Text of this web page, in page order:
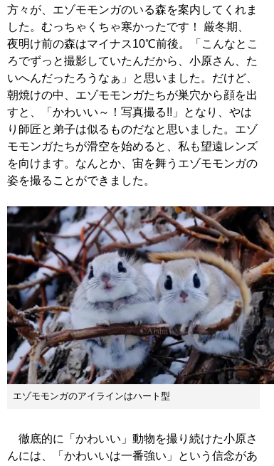
方々が、エゾモモンガのいる森を案内してくれま
した。むっちゃくちゃ寒かったです！ 厳冬期、
夜明け前の森はマイナス10℃前後。「こんなとこ
ろでずっと撮影していたんだから、小原さん、た
いへんだったろうなぁ」と思いました。だけど、
朝焼けの中、エゾモモンガたちが巣穴から顔を出
すと、「かわいい～！写真撮る!!」となり、やは
り師匠と弟子は似るものだなと思いました。エゾ
モモンガたちが滑空を始めると、私も望遠レンズ
を向けます。なんとか、宙を舞うエゾモモンガの
姿を撮ることができました。
エゾモモンガのアイラインはハート型
徹底的に「かわいい」動物を撮り続けた小原さ
んには、「かわいいは一番強い」という信念があ